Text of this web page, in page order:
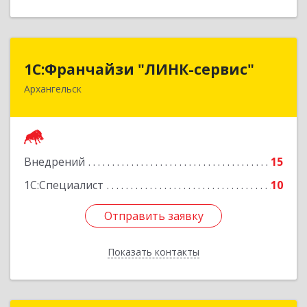
1С:Франчайзи "ЛИНК-сервис"
Архангельск
Внедрений
15
1С:Специалист
10
Отправить заявку
Показать контакты
1С:Франчайзи "ЛИНК-сервис"
163000, Архангельская обл, Архангельск г,
Отправить заявку
Назад